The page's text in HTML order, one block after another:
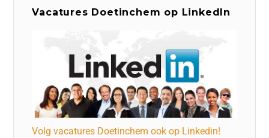
Vacatures Doetinchem op LinkedIn
Volg vacatures Doetinchem ook op Linkedin!